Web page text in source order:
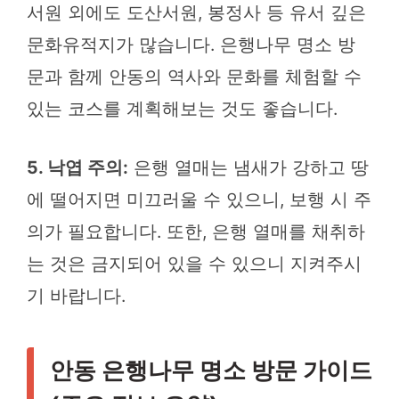
서원 외에도 도산서원, 봉정사 등 유서 깊은
문화유적지가 많습니다. 은행나무 명소 방
문과 함께 안동의 역사와 문화를 체험할 수
있는 코스를 계획해보는 것도 좋습니다.
5. 낙엽 주의: 은행 열매는 냄새가 강하고 땅
에 떨어지면 미끄러울 수 있으니, 보행 시 주
의가 필요합니다. 또한, 은행 열매를 채취하
는 것은 금지되어 있을 수 있으니 지켜주시
기 바랍니다.
안동 은행나무 명소 방문 가이드